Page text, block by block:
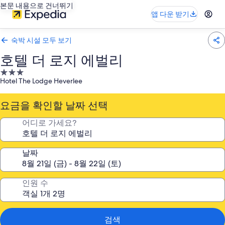
본문 내용으로 건너뛰기
앱 다운 받기
숙박 시설 모두 보기
호텔 더 로지 에벌리
3.0
성
급
숙
박
설
Hotel The Lodge Heverlee
요금을 확인할 날짜 선택
어디로 가세요?
날짜
인원 수
검색